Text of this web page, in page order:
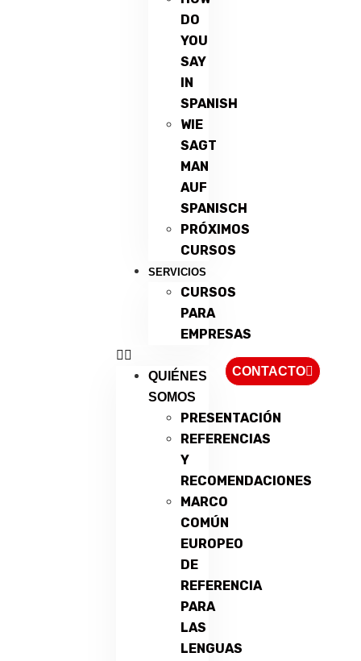
DO
YOU
SAY
IN
SPANISH
WIE
SAGT
MAN
AUF
SPANISCH
PRÓXIMOS
CURSOS
SERVICIOS
CURSOS
PARA
EMPRESAS
QUIÉNES
SOMOS
PRESENTACIÓN
REFERENCIAS
Y
RECOMENDACIONES
MARCO
COMÚN
EUROPEO
DE
REFERENCIA
PARA
LAS
LENGUAS
CONTACTO